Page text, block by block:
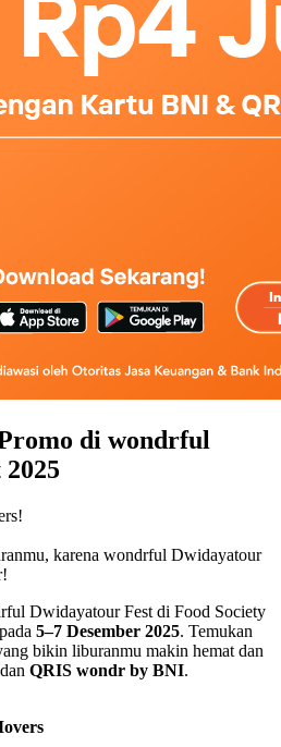
di wondrful
karena wondrful Dwidayatour
Dwidayatour Fest di Food Society
5–7 Desember 2025. Temukan
bikin liburanmu makin hemat dan
dan QRIS wondr by BNI.